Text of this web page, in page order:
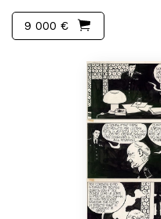
9 000 €